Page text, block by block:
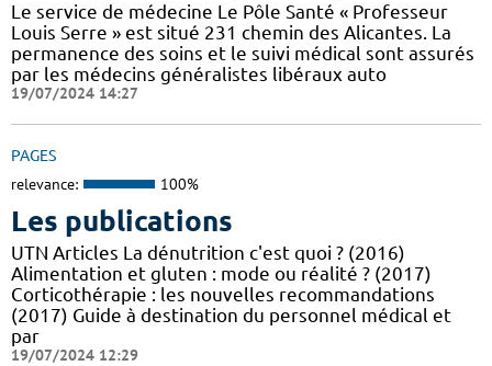
Le service de médecine Le Pôle Santé « Professeur
Louis Serre » est situé 231 chemin des Alicantes. La
permanence des soins et le suivi médical sont assurés
par les médecins généralistes libéraux auto
19/07/2024 14:27
PAGES
relevance: 100%
Les publications
UTN Articles La dénutrition c'est quoi ? (2016)
Alimentation et gluten : mode ou réalité ? (2017)
Corticothérapie : les nouvelles recommandations
(2017) Guide à destination du personnel médical et
par
19/07/2024 12:29